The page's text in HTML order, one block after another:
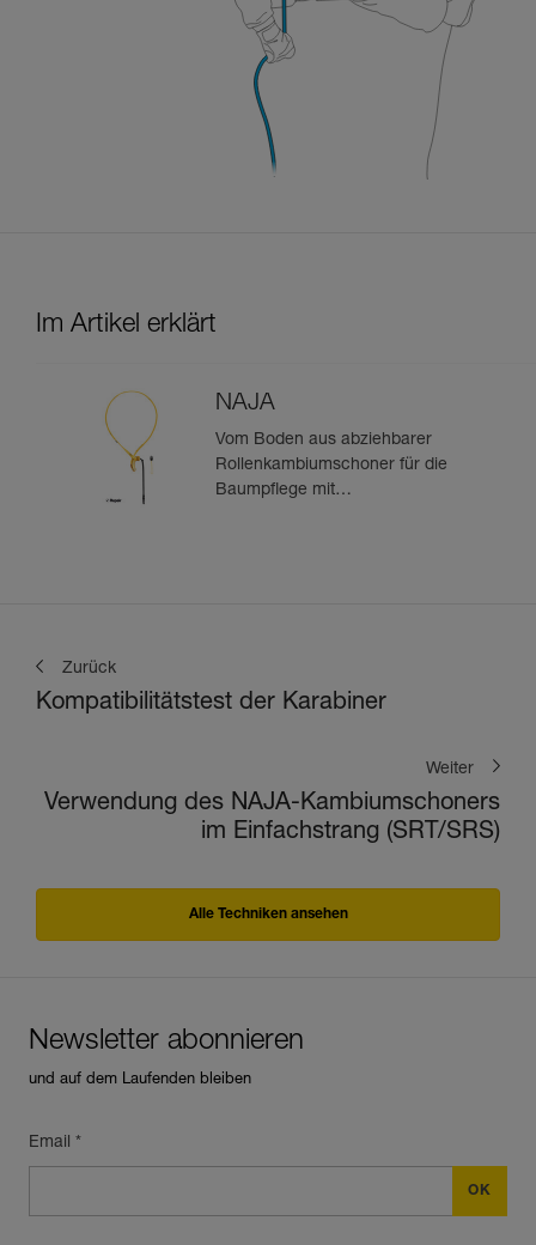
Im Artikel erklärt
NAJA
Vom Boden aus abziehbarer
Rollenkambiumschoner für die
Baumpflege mit
Zurück
Kompatibilitätstest der Karabiner
Weiter
Verwendung des NAJA-Kambiumschoners
im Einfachstrang (SRT/SRS)
Alle Techniken ansehen
Newsletter abonnieren
und auf dem Laufenden bleiben
Email *